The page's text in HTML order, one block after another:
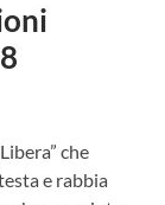
che
e rabbia